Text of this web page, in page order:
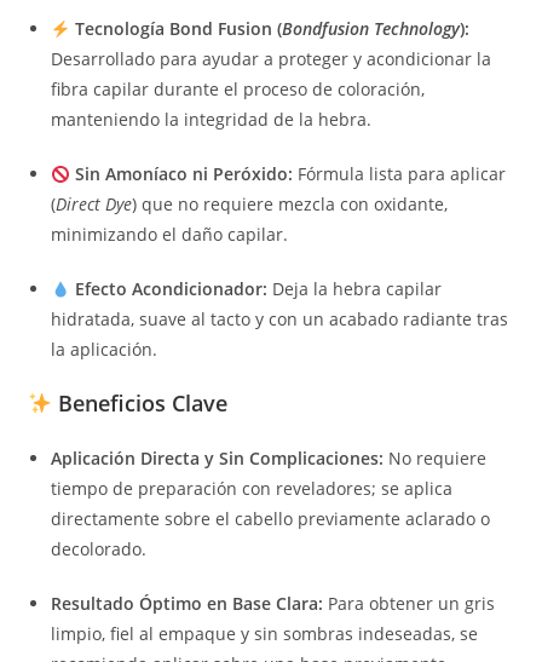
Tecnología Bond Fusion (Bondfusion Technology):
Desarrollado para ayudar a proteger y acondicionar la
fibra capilar durante el proceso de coloración,
manteniendo la integridad de la hebra.
Sin Amoníaco ni Peróxido: Fórmula lista para aplicar
(Direct Dye) que no requiere mezcla con oxidante,
minimizando el daño capilar.
Efecto Acondicionador: Deja la hebra capilar
hidratada, suave al tacto y con un acabado radiante tras
la aplicación.
Beneficios Clave
Aplicación Directa y Sin Complicaciones: No requiere
tiempo de preparación con reveladores; se aplica
directamente sobre el cabello previamente aclarado o
decolorado.
Resultado Óptimo en Base Clara: Para obtener un gris
limpio, fiel al empaque y sin sombras indeseadas, se